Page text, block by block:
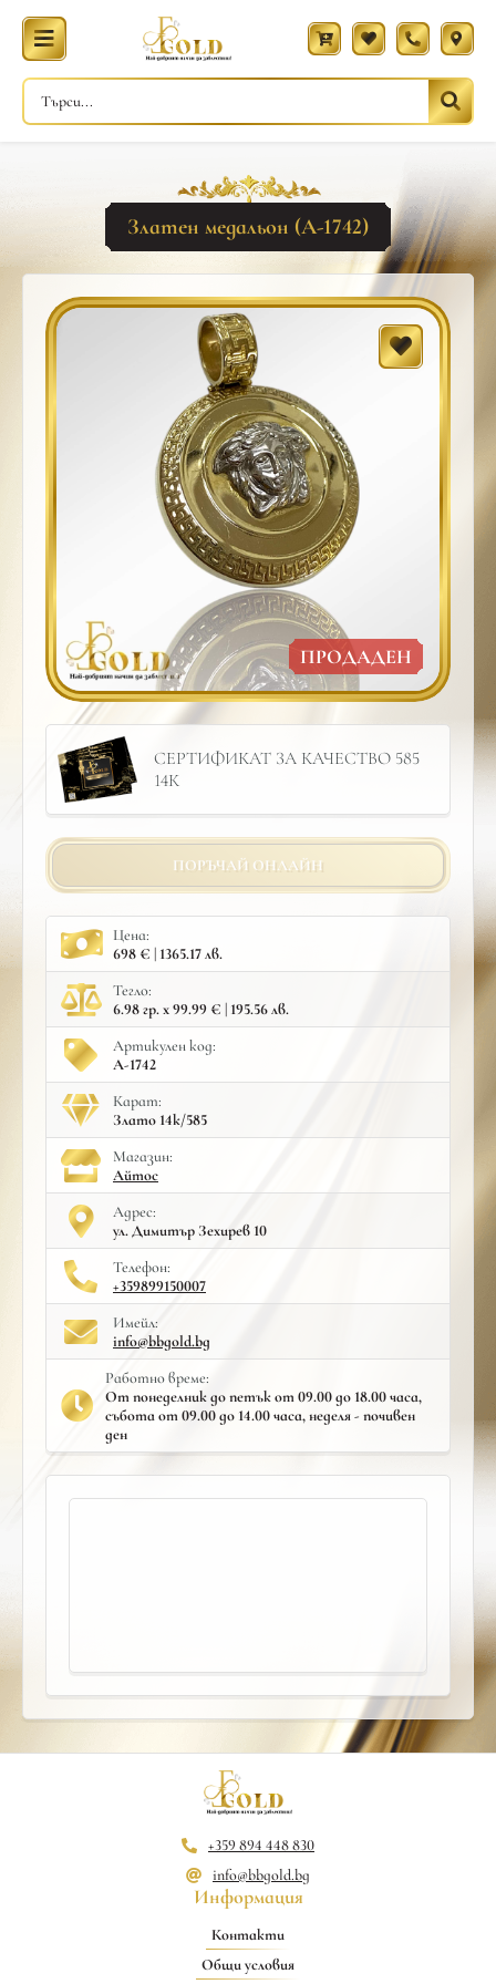
Златен медальон (A-1742)
ПРОДАДЕН
СЕРТИФИКАТ ЗА КАЧЕСТВО 585
14К
ПОРЪЧАЙ ОНЛАЙН
Цена:
698 € | 1365.17 лв.
Тегло:
6.98 гр. x 99.99 € | 195.56 лв.
Артикулен код:
A-1742
Карат:
Злато 14к/585
Mагазин:
Айтос
Адрес:
ул. Димитър Зехирев 10
Телефон:
+359899150007
Имейл:
info@bbgold.bg
Работно време:
От понеделник до петък от 09.00 до 18.00 часа,
събота от 09.00 до 14.00 часа, неделя - почивен
ден
+359 894 448 830
info@bbgold.bg
Информация
Контакти
Общи условия